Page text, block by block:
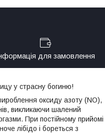
для замовлення
у страсну богиню!
оксиду азоту (NO),
викликаючи шалений
При постійному прийомі
лібідо і бореться з